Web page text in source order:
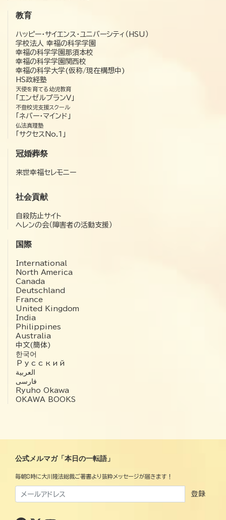
教育
ハッピー・サイエンス・ユニバーシティ（HSU）
学校法人 幸福の科学学園
幸福の科学学園那須本校
幸福の科学学園関西校
幸福の科学大学(仮称/現在構想中)
HS政経塾
天使を育てる幼児教育
「エンゼルプランV」
不登校児支援スクール
「ネバー・マインド」
仏法真理塾
「サクセスNo.1」
冠婚葬祭
来世幸福セレモニー
社会貢献
自殺防止サイト
ヘレンの会（障害者の活動支援）
国際
International
North America
Canada
Deutschland
France
United Kingdom
India
Philippines
Australia
中文(簡体)
한국어
Русский
العربية‏
فارسی
Ryuho Okawa
OKAWA BOOKS
公式メルマガ「本日の一転語」
毎朝8時に大川隆法総裁ご著書より抜粋メッセージが届きます！
登録